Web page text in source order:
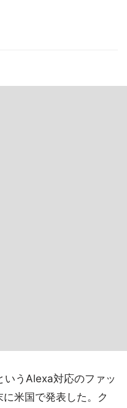
うAlexa対応のファッ
米国で発表した。ク